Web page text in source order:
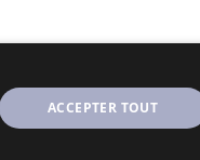
Designé et Customisé par
ACCEPTER TOUT